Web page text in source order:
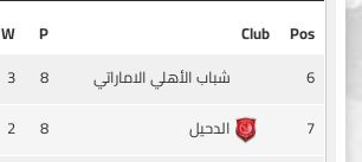
Pos
Club
P
W
6
شباب الأهلي الاماراتي 8
3
7
الدحيل 8
2